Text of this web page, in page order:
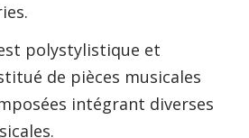
polystylistique et
de pièces musicales
intégrant diverses